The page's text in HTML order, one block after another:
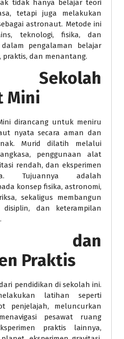
tidak hanya belajar teori
tetapi juga melakukan
astronaut. Metode ini
teknologi, fisika, dan
pengalaman belajar
praktis, dan menantang.
Sekolah
Mini
dirancang untuk meniru
nyata secara aman dan
Murid dilatih melalui
penggunaan alat
rendah, dan eksperimen
Tujuannya adalah
konsep fisika, astronomi,
sekaligus membangun
dan keterampilan
dan
Praktis
pendidikan di sekolah ini.
latihan seperti
penjelajah, meluncurkan
pesawat ruang
praktis lainnya,